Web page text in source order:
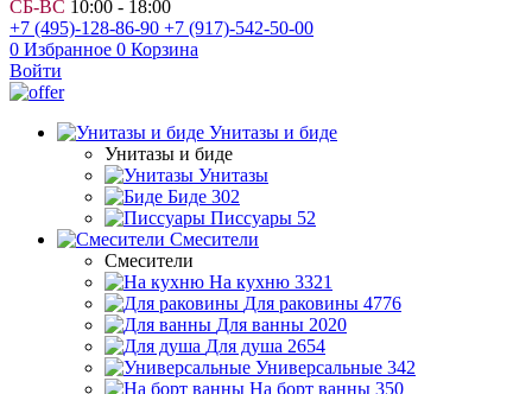
СБ-ВС 10:00 - 18:00
+7 (495)-128-86-90 +7 (917)-542-50-00
0 Избранное 0 Корзина
Войти
Унитазы и биде
Унитазы и биде
Унитазы
Биде 302
Писсуары 52
Смесители
Смесители
На кухню 3321
Для раковины 4776
Для ванны 2020
Для душа 2654
Универсальные 342
На борт ванны 350